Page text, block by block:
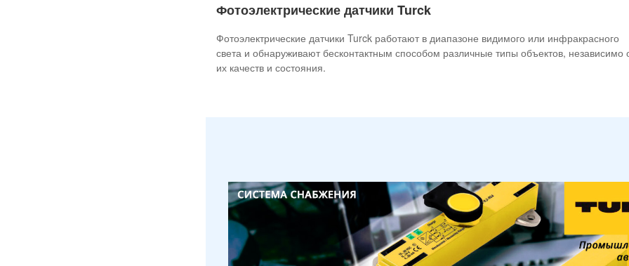
Фотоэлектрические датчики Turck
Фотоэлектрические датчики Turck работают в диапазоне видимого или инфракрасного
света и обнаруживают бесконтактным способом различные типы объектов, независимо
их качеств и состояния.